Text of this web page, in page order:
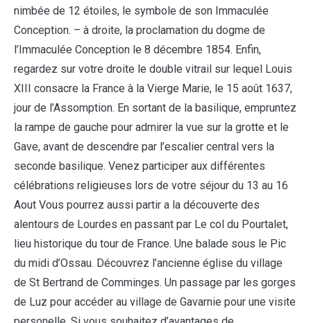
nimbée de 12 étoiles, le symbole de son Immaculée
Conception. – à droite, la proclamation du dogme de
l’Immaculée Conception le 8 décembre 1854. Enfin,
regardez sur votre droite le double vitrail sur lequel Louis
XIII consacre la France à la Vierge Marie, le 15 août 1637,
jour de l’Assomption. En sortant de la basilique, empruntez
la rampe de gauche pour admirer la vue sur la grotte et le
Gave, avant de descendre par l’escalier central vers la
seconde basilique. Venez participer aux différentes
célébrations religieuses lors de votre séjour du 13 au 16
Aout Vous pourrez aussi partir a la découverte des
alentours de Lourdes en passant par Le col du Pourtalet,
lieu historique du tour de France. Une balade sous le Pic
du midi d’Ossau. Découvrez l’ancienne église du village
de St Bertrand de Comminges. Un passage par les gorges
de Luz pour accéder au village de Gavarnie pour une visite